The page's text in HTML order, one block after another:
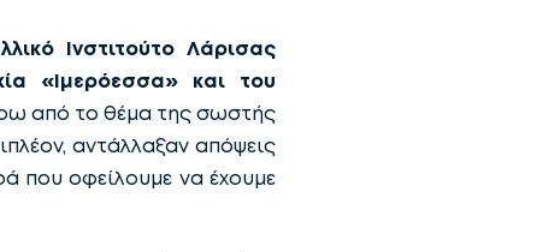
Ινστιτούτο Λάρισας
«Ιμερόεσσα» και του
από το θέμα της σωστής
αντάλλαξαν απόψεις
που οφείλουμε να έχουμε